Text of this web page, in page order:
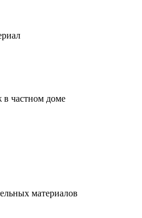
в частном доме
материалов